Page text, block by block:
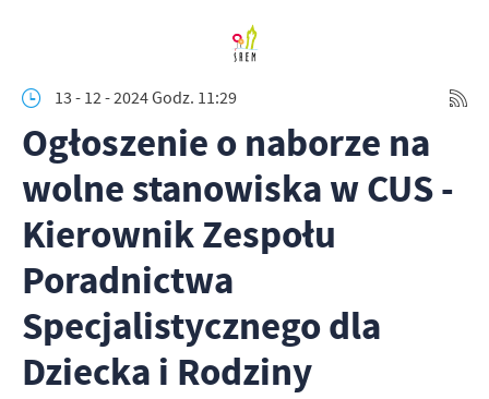
13 - 12 - 2024 Godz. 11:29
Ogłoszenie o naborze na
wolne stanowiska w CUS -
Kierownik Zespołu
Poradnictwa
Specjalistycznego dla
Dziecka i Rodziny